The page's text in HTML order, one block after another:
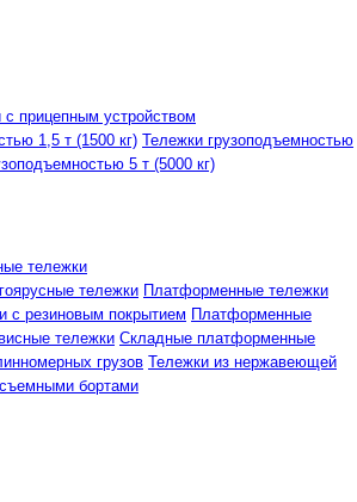
прицепным устройством
1,5 т (1500 кг) Тележки грузоподъемностью
5 т (5000 кг)
тележки
тележки Платформенные тележки
с резиновым покрытием Платформенные
тележки Складные платформенные
грузов Тележки из нержавеющей
бортами